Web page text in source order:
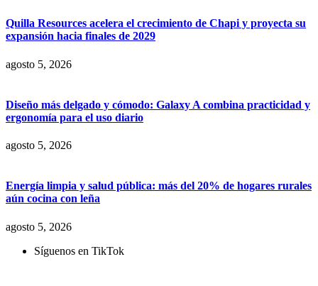
Quilla Resources acelera el crecimiento de Chapi y proyecta su
expansión hacia finales de 2029
agosto 5, 2026
Diseño más delgado y cómodo: Galaxy A combina practicidad y
ergonomía para el uso diario
agosto 5, 2026
Energía limpia y salud pública: más del 20% de hogares rurales
aún cocina con leña
agosto 5, 2026
Síguenos en TikTok